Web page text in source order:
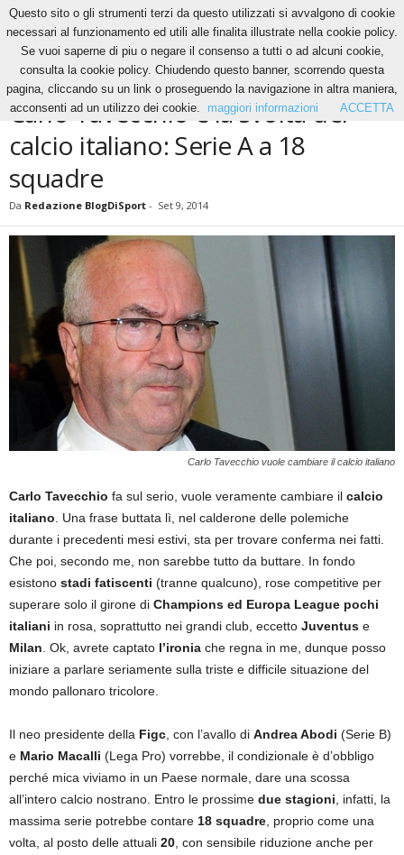
News Carlo Tavecchio e la svolta del calcio italiano: Serie A a 18...
NEWS
Carlo Tavecchio e la svolta del
calcio italiano: Serie A a 18
squadre
Da Redazione BlogDiSport - Set 9, 2014
Carlo Tavecchio vuole cambiare il calcio italiano
Carlo Tavecchio fa sul serio, vuole veramente cambiare il calcio
italiano . Una frase buttata lì, nel calderone delle polemiche
durante i precedenti mesi estivi, sta per trovare conferma nei fatti.
Che poi, secondo me, non sarebbe tutto da buttare. In fondo
esistono stadi fatiscenti (tranne qualcuno), rose competitive per
superare solo il girone di Champions ed Europa League pochi
italiani in rosa, soprattutto nei grandi club, eccetto Juventus e
Milan . Ok, avrete captato l’ironia che regna in me, dunque posso
iniziare a parlare seriamente sulla triste e difficile situazione del
mondo pallonaro tricolore.
Il neo presidente della Figc , con l’avallo di Andrea Abodi (Serie B)
e Mario Macalli (Lega Pro) vorrebbe, il condizionale è d’obbligo
perché mica viviamo in un Paese normale, dare una scossa
all’intero calcio nostrano. Entro le prossime due stagioni , infatti, la
massima serie potrebbe contare 18 squadre , proprio come una
volta, al posto delle attuali 20 , con sensibile riduzione anche per
Questo sito o gli strumenti terzi da questo utilizzati si avvalgono di cookie
necessari al funzionamento ed utili alle finalita illustrate nella cookie policy.
Se vuoi saperne di piu o negare il consenso a tutti o ad alcuni cookie,
consulta la cookie policy. Chiudendo questo banner, scorrendo questa
pagina, cliccando su un link o proseguendo la navigazione in altra maniera,
acconsenti ad un utilizzo dei cookie.
maggiori informazioni ACCETTA